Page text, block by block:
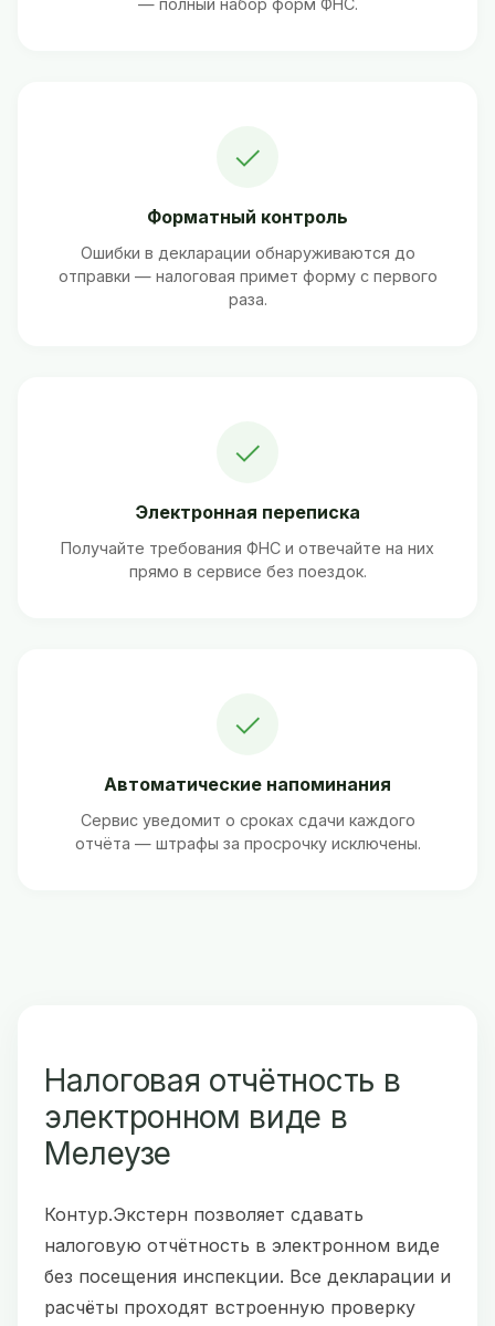
— полный набор форм ФНС.
✓
Форматный контроль
Ошибки в декларации обнаруживаются до
отправки — налоговая примет форму с первого
раза.
✓
Электронная переписка
Получайте требования ФНС и отвечайте на них
прямо в сервисе без поездок.
✓
Автоматические напоминания
Сервис уведомит о сроках сдачи каждого
отчёта — штрафы за просрочку исключены.
Налоговая отчётность в
электронном виде в
Мелеузе
Контур.Экстерн позволяет сдавать
налоговую отчётность в электронном виде
без посещения инспекции. Все декларации и
расчёты проходят встроенную проверку